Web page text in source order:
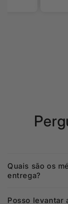
Quais são os
entrega?
Posso levantar